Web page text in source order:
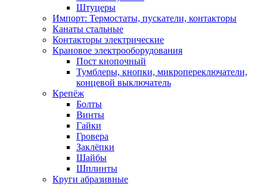
Штуцеры
Импорт: Термостаты, пускатели, контакторы
Канаты стальные
Контакторы электрические
Крановое электрооборудования
Пост кнопочный
Тумблеры, кнопки, микропереключатели,
концевой выключатель
Крепёж
Болты
Винты
Гайки
Гровера
Заклёпки
Шайбы
Шплинты
Круги абразивные